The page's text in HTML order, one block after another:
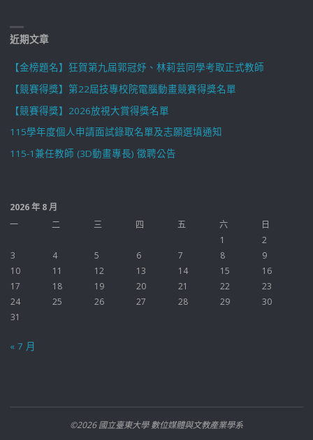
近期文章
【金榜題名】狂賀第九屆郭冠妤、林莉芸同學考取正式教師
【競賽得獎】第22屆技專校院電腦動畫競賽得獎名單
【競賽得獎】2026放視大賞得獎名單
115學年度個人申請面試錄取名單及志願選填通知
115-1兼任教師 (3D動畫專長) 徵聘公告
2026 年 8 月
一
二 三 四 五 六
日
1
2
3
4 5 6 7 8
9
10
11 12 13 14 15
16
17
18 19 20 21 22
23
24
25 26 27 28 29
30
31
« 7 月
©2026 國立臺東大學 數位媒體與文教產業學系